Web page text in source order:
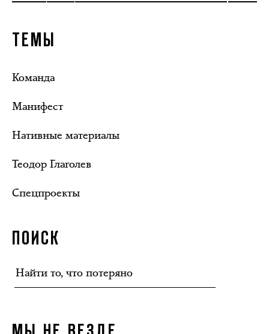
ТЕМЫ
Команда
Манифест
Нативные материалы
Теодор Глаголев
Спецпроекты
ПОИСК